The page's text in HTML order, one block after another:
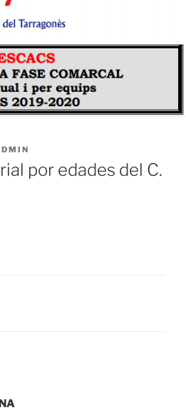
por edades del C.